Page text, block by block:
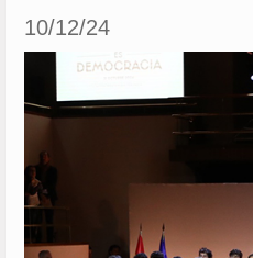
10/12/24